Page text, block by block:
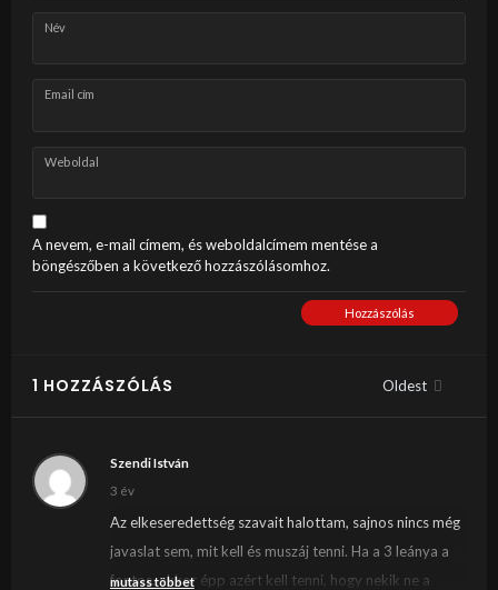
Név
Email cím
Weboldal
A nevem, e-mail címem, és weboldalcímem mentése a
böngészőben a következő hozzászólásomhoz.
Hozzászólás
1 HOZZÁSZÓLÁS Oldest
Szendi István
3 év
Az elkeseredettség szavait halottam, sajnos nincs még
javaslat sem, mit kell és muszáj tenni. Ha a 3 leánya a
fontos, akkor épp azért kell tenni, hogy nekik ne a
mutass többet